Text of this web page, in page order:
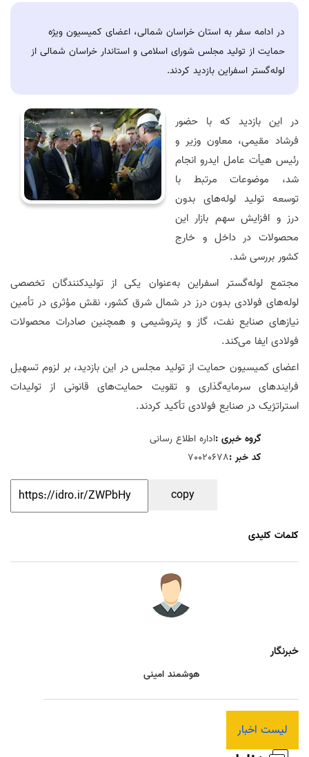
در ادامه سفر به استان خراسان شمالی، اعضای کمیسیون ویژه
حمایت از تولید مجلس شورای اسلامی و استاندار خراسان شمالی از
لوله‌گستر اسفراین بازدید کردند.
در این بازدید که با حضور
فرشاد مقیمی، معاون وزیر و
رئیس هیأت عامل ایدرو انجام
شد، موضوعات مرتبط با
توسعه تولید لوله‌های بدون
درز و افزایش سهم بازار این
محصولات در داخل و خارج
کشور بررسی شد.
مجتمع لوله‌گستر اسفراین به‌عنوان یکی از تولیدکنندگان تخصصی
لوله‌های فولادی بدون درز در شمال شرق کشور، نقش مؤثری در تأمین
نیازهای صنایع نفت، گاز و پتروشیمی و همچنین صادرات محصولات
فولادی ایفا می‌کند.
اعضای کمیسیون حمایت از تولید مجلس در این بازدید، بر لزوم تسهیل
فرایندهای سرمایه‌گذاری و تقویت حمایت‌های قانونی از تولیدات
استراتژیک در صنایع فولادی تأکید کردند.
گروه خبری :اداره اطلاع رسانی
کد خبر :70020678
copy
کلمات کلیدی
خبرنگار
هوشمند امینی
لیست اخبار